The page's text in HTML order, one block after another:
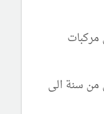
من سنة الى